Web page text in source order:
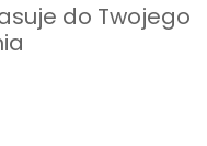
do Twojego